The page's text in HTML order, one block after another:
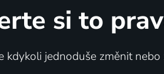
si to
kdykoli jednoduše změnit nebo